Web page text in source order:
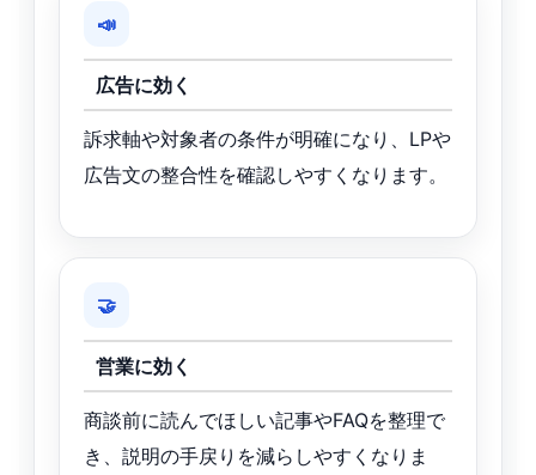
📣
広告に効く
訴求軸や対象者の条件が明確になり、LPや
広告文の整合性を確認しやすくなります。
🤝
営業に効く
商談前に読んでほしい記事やFAQを整理で
き、説明の手戻りを減らしやすくなりま